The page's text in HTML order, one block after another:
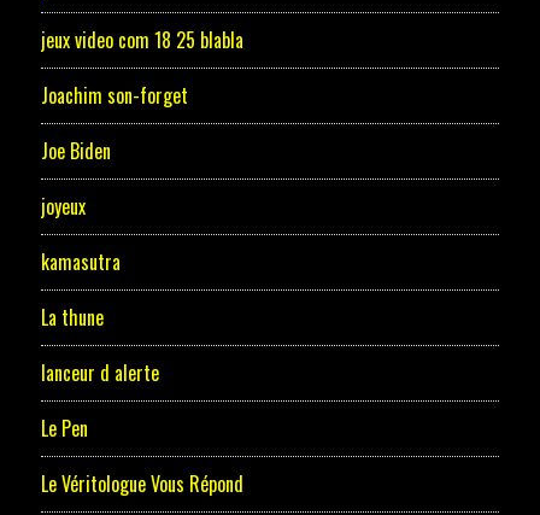
jeux video com 18 25 blabla
Joachim son-forget
Joe Biden
joyeux
kamasutra
La thune
lanceur d alerte
Le Pen
Le Véritologue Vous Répond